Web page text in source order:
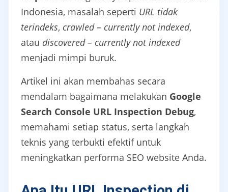
Indonesia, masalah seperti URL tidak
terindeks, crawled – currently not indexed,
atau discovered – currently not indexed
menjadi mimpi buruk.
Artikel ini akan membahas secara
mendalam bagaimana melakukan Google
Search Console URL Inspection Debug,
memahami setiap status, serta langkah
teknis yang terbukti efektif untuk
meningkatkan performa SEO website Anda.